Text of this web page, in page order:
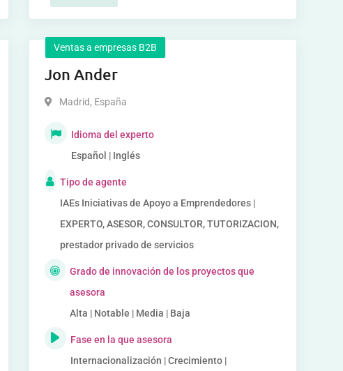
Ventas a empresas B2B
Jon Ander
Madrid, España
Idioma del experto
Español | Inglés
Tipo de agente
IAEs Iniciativas de Apoyo a Emprendedores |
EXPERTO, ASESOR, CONSULTOR, TUTORIZACION,
prestador privado de servicios
Grado de innovación de los proyectos que
asesora
Alta | Notable | Media | Baja
Fase en la que asesora
Internacionalización | Crecimiento |